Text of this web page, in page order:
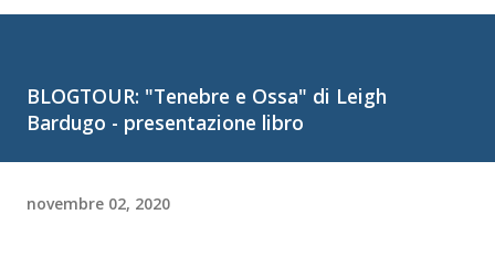
BLOGTOUR: "Tenebre e Ossa" di Leigh
Bardugo - presentazione libro
novembre 02, 2020